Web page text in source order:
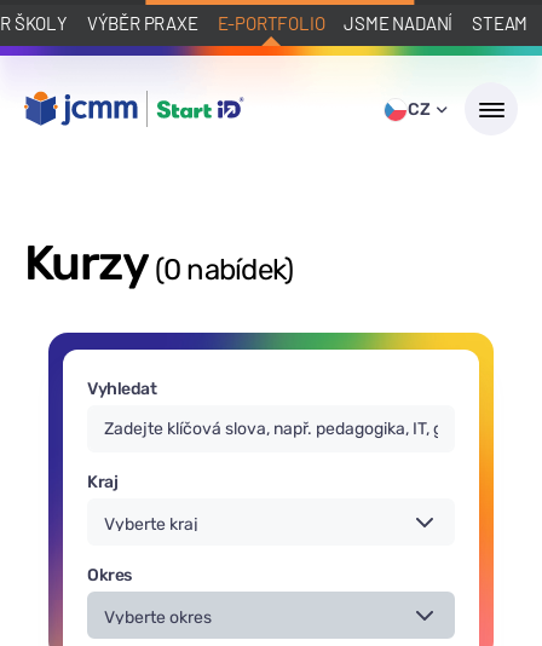
ŠKOLY VÝBĚR PRAXE E-PORTFOLIO JSME NADANÍ STEAM
CZ
Kurzy (0 nabídek)
Vyhledat
Kraj
Okres